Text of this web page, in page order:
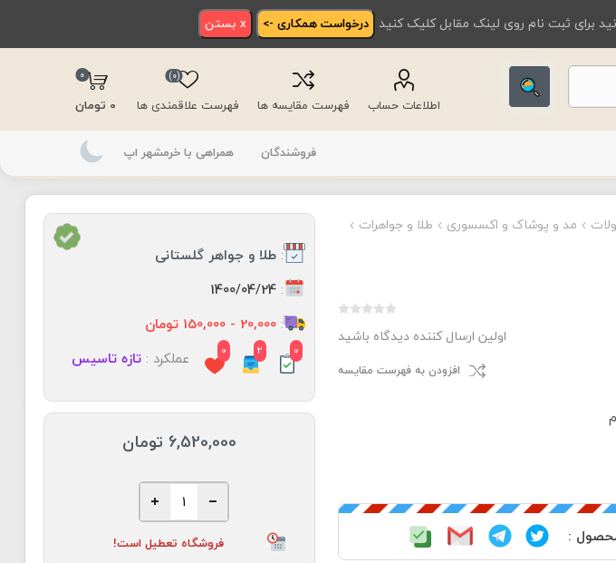
برای ثبت نام روی لینک مقابل کلیک کنید درخواست همکاری -> x بستن
اطلاعات حساب فهرست مقایسه ها فهرست علاقمندی ها
(0)
0
0 تومان
فروشندگان همراهی با خرمشهر اپ
مد و پوشاک و اکسسوری
طلا و جواهرات
اولین ارسال کننده دیدگاه باشید
افزودن به فهرست مقایسه
:طلا و جواهر گلستانی
:
1400/04/24
:20,000 - 150,000 تومان
0
2
0 عملکرد :تازه تاسیس
:
6,520,000 تومان
فروشگاه تعطیل است!